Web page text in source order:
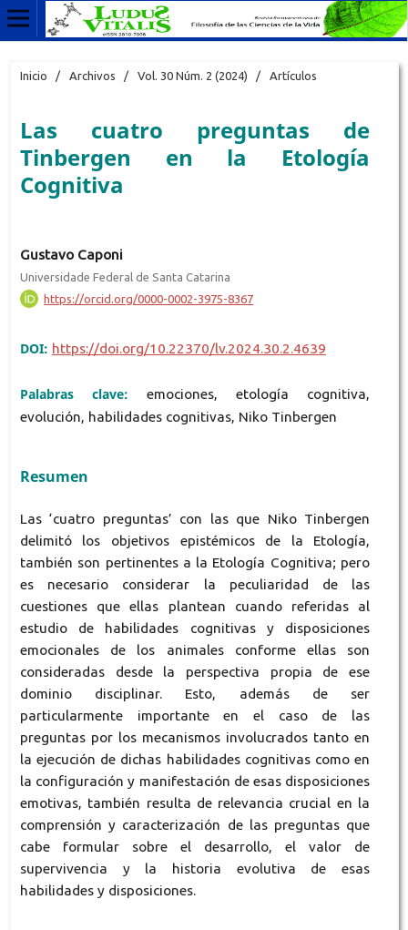
Inicio / Archivos / Vol. 30 Núm. 2 (2024) / Artículos
Las cuatro preguntas de
Tinbergen en la Etología
Cognitiva
Gustavo Caponi
Universidade Federal de Santa Catarina
https://orcid.org/0000-0002-3975-8367
DOI: https://doi.org/10.22370/lv.2024.30.2.4639
Palabras clave: emociones, etología cognitiva,
evolución, habilidades cognitivas, Niko Tinbergen
Resumen
Las ‘cuatro preguntas’ con las que Niko Tinbergen
delimitó los objetivos epistémicos de la Etología,
también son pertinentes a la Etología Cognitiva; pero
es necesario considerar la peculiaridad de las
cuestiones que ellas plantean cuando referidas al
estudio de habilidades cognitivas y disposiciones
emocionales de los animales conforme ellas son
consideradas desde la perspectiva propia de ese
dominio disciplinar. Esto, además de ser
particularmente importante en el caso de las
preguntas por los mecanismos involucrados tanto en
la ejecución de dichas habilidades cognitivas como en
la configuración y manifestación de esas disposiciones
emotivas, también resulta de relevancia crucial en la
comprensión y caracterización de las preguntas que
cabe formular sobre el desarrollo, el valor de
supervivencia y la historia evolutiva de esas
habilidades y disposiciones.